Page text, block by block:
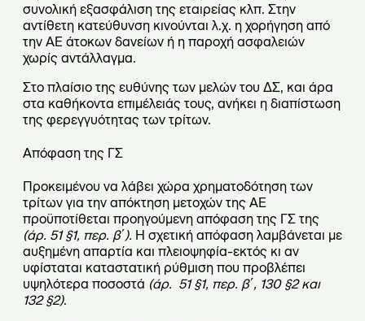
συνολική εξασφάλιση της εταιρείας κλπ. Στην
αντίθετη κατεύθυνση κινούνται λ.χ. η χορήγηση από
την ΑΕ άτοκων δανείων ή η παροχή ασφαλειών
χωρίς αντάλλαγμα.
Στο πλαίσιο της ευθύνης των μελών του ΔΣ, και άρα
στα καθήκοντα επιμέλειάς τους, ανήκει η διαπίστωση
της φερεγγυότητας των τρίτων.
Απόφαση της ΓΣ
Προκειμένου να λάβει χώρα χρηματοδότηση των
τρίτων για την απόκτηση μετοχών της ΑΕ
προϋποτίθεται προηγούμενη απόφαση της ΓΣ της
(άρ. 51 §1, περ. β΄). Η σχετική απόφαση λαμβάνεται με
αυξημένη απαρτία και πλειοψηφία-εκτός κι αν
υφίσταται καταστατική ρύθμιση που προβλέπει
υψηλότερα ποσοστά (άρ. 51 §1, περ. β΄, 130 §2 και
132 §2).